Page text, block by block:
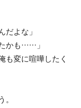
だよな」
かも……」
も変に喧嘩したく
。